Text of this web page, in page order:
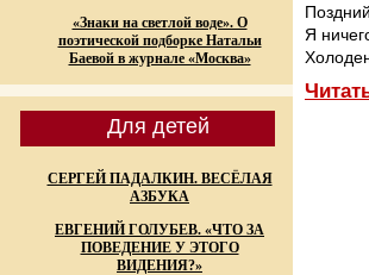
«Знаки на светлой воде». О
поэтической подборке Натальи
Баевой в журнале «Москва»
Для детей
СЕРГЕЙ ПАДАЛКИН. ВЕСЁЛАЯ
АЗБУКА
ЕВГЕНИЙ ГОЛУБЕВ. «ЧТО ЗА
ПОВЕДЕНИЕ У ЭТОГО
ВИДЕНИЯ?»
Я